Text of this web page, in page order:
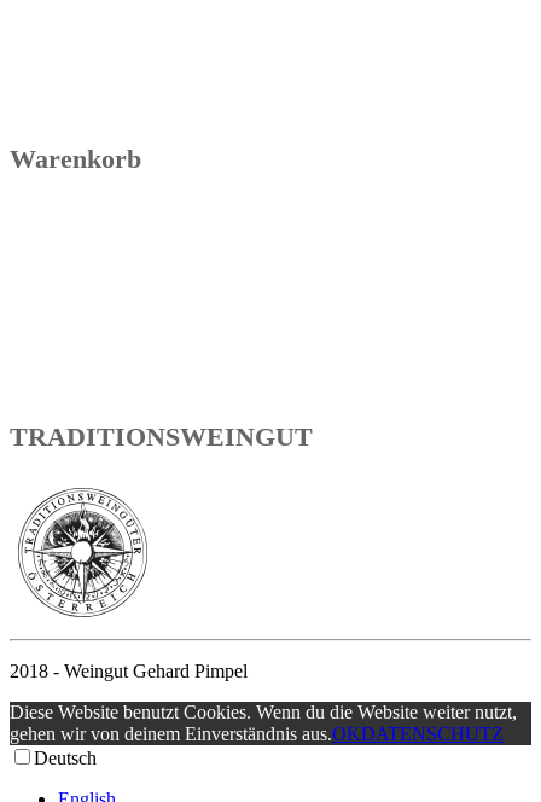
Warenkorb
TRADITIONSWEINGUT
2018 - Weingut Gehard Pimpel
Diese Website benutzt Cookies. Wenn du die Website weiter nutzt,
gehen wir von deinem Einverständnis aus.OKDATENSCHUTZ
Deutsch